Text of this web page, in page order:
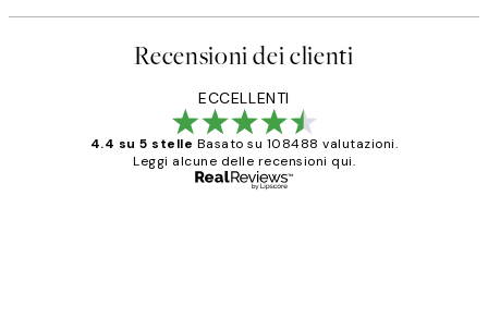
Recensioni dei clienti
ECCELLENTI
4.4 su 5 stelle Basato su 108488 valutazioni.
Leggi alcune delle recensioni qui.